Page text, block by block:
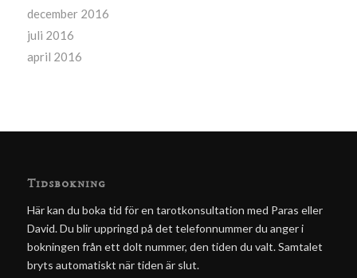
december 2016
juli 2016
april 2016
Tidsbokning
Här kan du boka tid för en tarotkonsultation med Paras eller
David. Du blir uppringd på det telefonnummer du anger i
bokningen från ett dolt nummer, den tiden du valt. Samtalet
bryts automatiskt när tiden är slut.